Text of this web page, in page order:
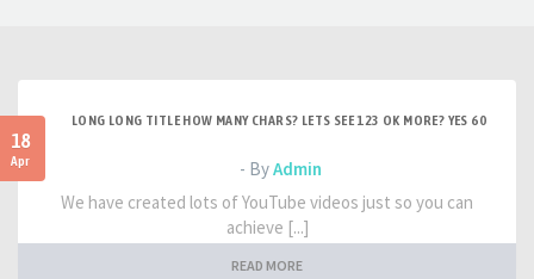
18
Apr
LONG LONG TITLE HOW MANY CHARS? LETS SEE 123 OK MORE? YES 60
- ByAdmin
We have created lots of YouTube videos just so you can
achieve [...]
READ MORE